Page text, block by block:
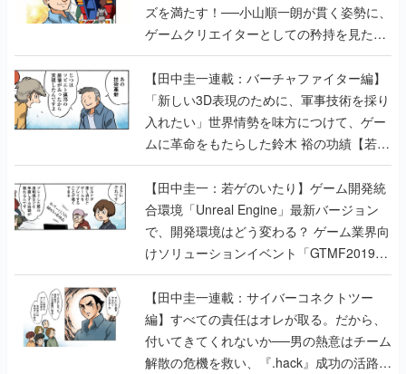
ズを満たす！──小山順一朗が貫く姿勢に、
ゲームクリエイターとしての矜持を見た
【若ゲのいたり最終回】
【田中圭一連載：バーチャファイター編】
「新しい3D表現のために、軍事技術を採り
入れたい」世界情勢を味方につけて、ゲー
ムに革命をもたらした鈴木 裕の功績【若ゲ
のいたり】
【田中圭一：若ゲのいたり】ゲーム開発統
合環境「Unreal Engine」最新バージョン
で、開発環境はどう変わる？ ゲーム業界向
けソリューションイベント「GTMF2019」
に行って、より理解を深めよう【PR】
【田中圭一連載：サイバーコネクトツー
編】すべての責任はオレが取る。だから、
付いてきてくれないか──男の熱意はチーム
解散の危機を救い、『.hack』成功の活路を